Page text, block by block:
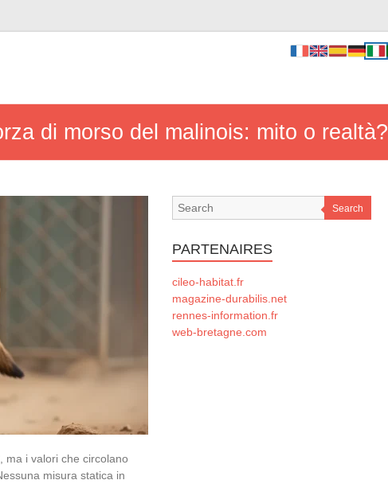
di morso del malinois: mito o realtà?
ma i valori che circolano
misura statica in
Search
PARTENAIRES
cileo-habitat.fr
magazine-durabilis.net
rennes-information.fr
web-bretagne.com